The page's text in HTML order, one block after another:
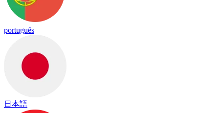
português
日本語